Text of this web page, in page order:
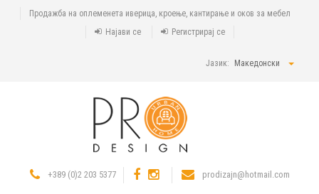
Продажба на оплеменета иверица, кроење, кантирање и оков за мебел
Најави се
Регистрирај се
Јазик: Македонски
+389 (0)2 203 5377 prodizajn@hotmail.com